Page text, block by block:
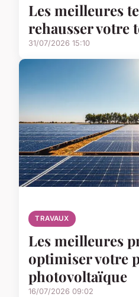
Les meilleures
rehausser votre
31/07/2026 15:10
TRAVAUX
Les meilleures
optimiser votre
photovoltaïque
16/07/2026 09:02